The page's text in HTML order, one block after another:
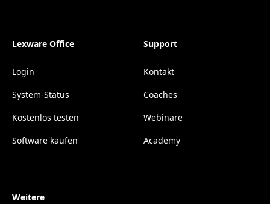
Lexware Office
Login
System-Status
Kostenlos testen
Software kaufen
Support
Kontakt
Coaches
Webinare
Academy
Weitere